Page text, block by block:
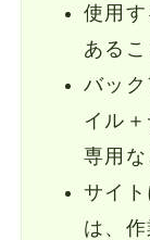
使用
ある
バッ
イル
専用な
サイ
は、